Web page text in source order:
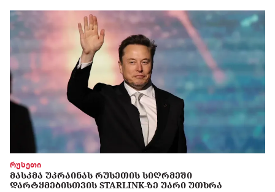
რუსეთი
ᲛᲐᲡᲙᲛᲐ ᲣᲙᲠᲐᲘᲜᲐᲡ ᲠᲣᲡᲔᲗᲘᲡ ᲡᲘᲦᲠᲛᲔᲨᲘ
ᲓᲐᲠᲢᲧᲛᲔᲑᲘᲡᲗᲕᲘᲡ STARLINK-ᲖᲔ ᲣᲐᲠᲘ ᲣᲗᲮᲠᲐ